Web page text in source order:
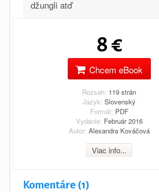
džungli atď
8 €
Chcem eBook
Rozsah: 119 strán
Jazyk: Slovenský
Formát: PDF
Vydanie: Február 2016
Autor: Alexandra Kováčová
Viac info...
Komentáre (1)